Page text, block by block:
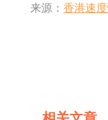
来源： 香港速